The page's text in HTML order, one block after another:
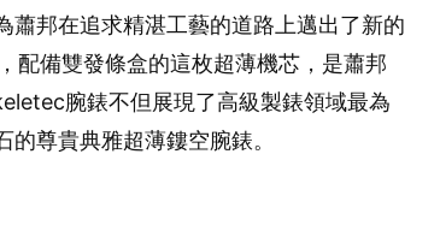
蕭邦在追求精湛工藝的道路上邁出了新的
配備雙發條盒的這枚超薄機芯，是蕭邦
腕錶不但展現了高級製錶領域最為
尊貴典雅超薄鏤空腕錶。